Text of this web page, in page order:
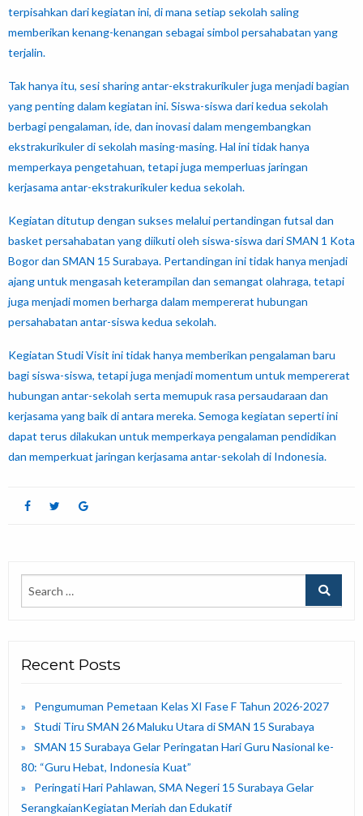
terpisahkan dari kegiatan ini, di mana setiap sekolah saling
memberikan kenang-kenangan sebagai simbol persahabatan yang
terjalin.
Tak hanya itu, sesi sharing antar-ekstrakurikuler juga menjadi bagian
yang penting dalam kegiatan ini. Siswa-siswa dari kedua sekolah
berbagi pengalaman, ide, dan inovasi dalam mengembangkan
ekstrakurikuler di sekolah masing-masing. Hal ini tidak hanya
memperkaya pengetahuan, tetapi juga memperluas jaringan
kerjasama antar-ekstrakurikuler kedua sekolah.
Kegiatan ditutup dengan sukses melalui pertandingan futsal dan
basket persahabatan yang diikuti oleh siswa-siswa dari SMAN 1 Kota
Bogor dan SMAN 15 Surabaya. Pertandingan ini tidak hanya menjadi
ajang untuk mengasah keterampilan dan semangat olahraga, tetapi
juga menjadi momen berharga dalam mempererat hubungan
persahabatan antar-siswa kedua sekolah.
Kegiatan Studi Visit ini tidak hanya memberikan pengalaman baru
bagi siswa-siswa, tetapi juga menjadi momentum untuk mempererat
hubungan antar-sekolah serta memupuk rasa persaudaraan dan
kerjasama yang baik di antara mereka. Semoga kegiatan seperti ini
dapat terus dilakukan untuk memperkaya pengalaman pendidikan
dan memperkuat jaringan kerjasama antar-sekolah di Indonesia.
Recent Posts
Pengumuman Pemetaan Kelas XI Fase F Tahun 2026-2027
Studi Tiru SMAN 26 Maluku Utara di SMAN 15 Surabaya
SMAN 15 Surabaya Gelar Peringatan Hari Guru Nasional ke-
80: “Guru Hebat, Indonesia Kuat”
Peringati Hari Pahlawan, SMA Negeri 15 Surabaya Gelar
SerangkaianKegiatan Meriah dan Edukatif